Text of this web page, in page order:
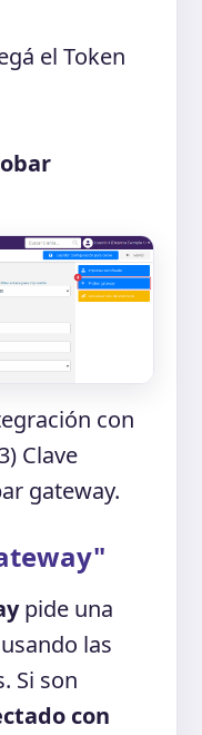
el Token
con
Clave
gateway.
pide una
las
Si son
con